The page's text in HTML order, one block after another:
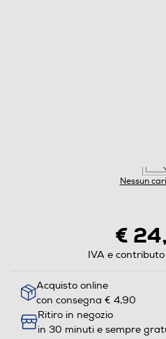
Nessun
€
IVA e contributo
Acquisto online
con consegna € 4,90
Ritiro in negozio
in 30 minuti e sempre